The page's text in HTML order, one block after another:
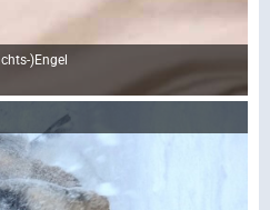
)Engel